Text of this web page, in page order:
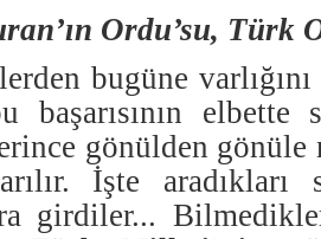
Ordu’su, Türk
bugüne
başarısının elbette
gönülden gönüle
İşte
girdiler...